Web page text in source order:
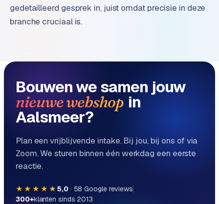
gedetailleerd gesprek in, juist omdat precisie in deze
branche cruciaal is.
Bouwen we samen jouw
nieuwe webshop in
Aalsmeer?
Plan een vrijblijvende intake. Bij jou, bij ons of via
Zoom. We sturen binnen één werkdag een eerste
reactie.
★★★★★ 5,0· 58 Google reviews
300+klanten sinds 2013